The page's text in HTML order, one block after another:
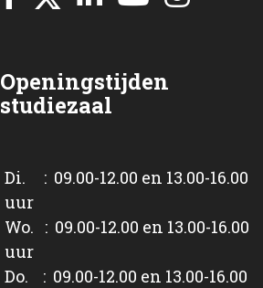
Openingstijden
studiezaal
Di. : 09.00-12.00 en 13.00-16.00
uur
Wo. : 09.00-12.00 en 13.00-16.00
uur
Do. : 09.00-12.00 en 13.00-16.00